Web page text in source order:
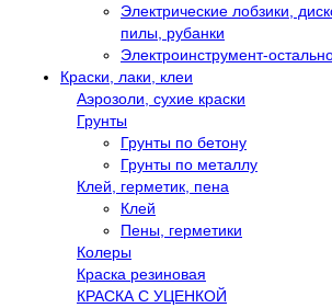
Электрические лобзики,
пилы, рубанки
Электроинструмент-
Краски, лаки, клеи
Аэрозоли, сухие краски
Грунты
Грунты по бетону
Грунты по металлу
Клей, герметик, пена
Клей
Пены, герметики
Колеры
Краска резиновая
КРАСКА С УЦЕНКОЙ